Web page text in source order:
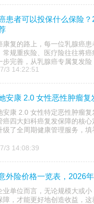
患者可以投保什么保险
康复的路上，每一位乳腺癌
常规重疾险、医疗险往往将
步完善，从乳腺癌专属复发
3 14:22:51
安康 2.0 女性恶性肿瘤
安康 2.0 女性特定恶性肿瘤
癌四大妇科癌复发保障的核
级了全周期健康管理服务，
3 14:08:39
外险价格一览表，2026
业单位而言，无论规模大或
障，才能更好地创造收益，